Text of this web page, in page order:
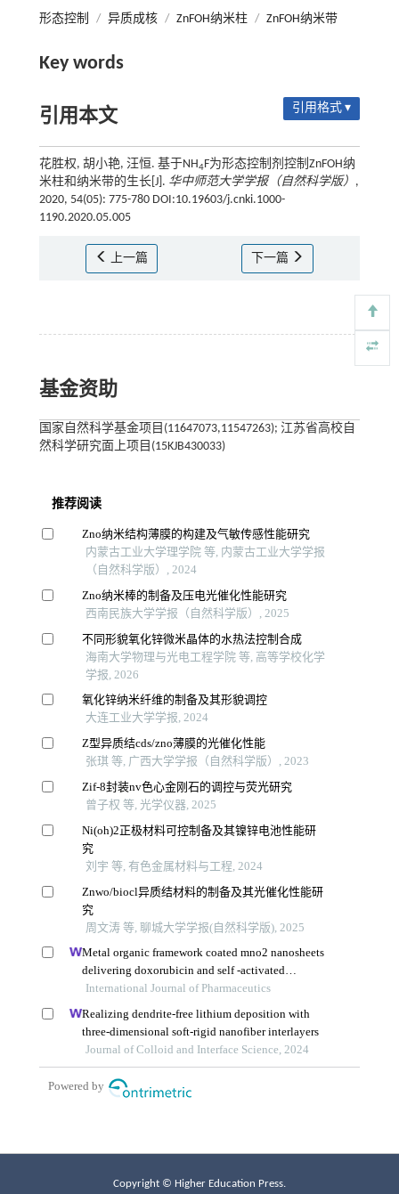
形态控制 / 异质成核 / ZnFOH纳米柱 / ZnFOH纳米带
Key words
引用本文 引用格式 ▾
花胜权, 胡小艳, 汪恒. 基于NH4 F为形态控制剂控制ZnFOH纳
米柱和纳米带的生长[J]. 华中师范大学学报（自然科学版） ,
2020, 54(05): 775-780 DOI:10.19603/j.cnki.1000-
1190.2020.05.005
上一篇 下一篇
基金资助
国家自然科学基金项目(11647073,11547263); 江苏省高校自
然科学研究面上项目(15KJB430033)
Copyright © Higher Education Press.